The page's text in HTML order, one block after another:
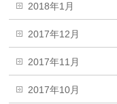
2018年1月
2017年12月
2017年11月
2017年10月